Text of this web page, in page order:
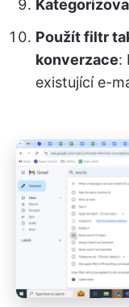
Použít filtr
konverzace:
existující e-